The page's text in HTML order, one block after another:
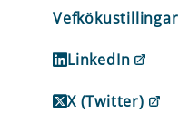
Vefkökustillingar
LinkedIn
X (Twitter)